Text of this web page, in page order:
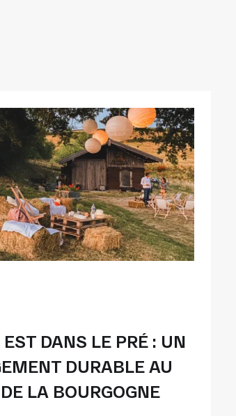
DANS LE PRÉ : UN
DURABLE AU
LA BOURGOGNE